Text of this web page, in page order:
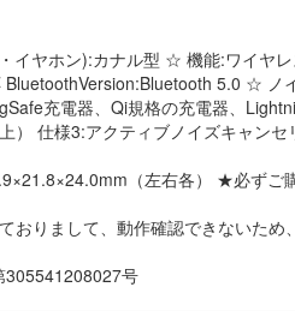
イヤホン):カナル型 ☆ 機能:ワイヤ
5.0 ☆ ノ
充電器、Qi規格の充電器、
） 仕様3:アクティブノイズキャンセ
（左右各） ★必ずご
おりまして、動作確認できないた
号